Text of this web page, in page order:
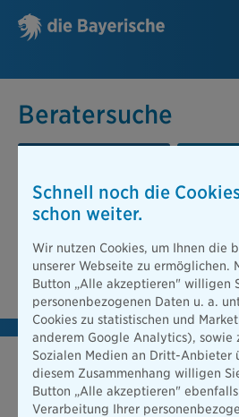
Beratersuche
Beratersuche
PLZ oder Ort
Berater finden
Schnell noch die
schon weiter.
Wir nutzen Cookies, um Ihnen die
unserer Webseite zu ermöglichen.
Button „Alle akzeptieren" willigen
personenbezogenen Daten u. a.
Cookies zu statistischen und
anderem Google Analytics), sowie
Sozialen Medien an Dritt-Anbieter
diesem Zusammenhang willigen
Button „Alle akzeptieren"
Verarbeitung Ihrer